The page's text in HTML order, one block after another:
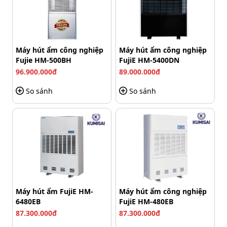
Bộ sản phẩm xe vắt móp 20 lít
Bên cạnh đó, xe được thiết kế với kết cấu cân đối, khung
thùng cứng cáp và tay đẩy chắc chắn. Do vậy, xe không
Máy hút ẩm công nghiệp
Fujie HM-500BH
96.900.000đ
So sánh
Máy hút ẩm công nghiệp
FujiE HM-5400DN
89.000.000đ
So sánh
Máy hút ẩm FujiE HM-
6480EB
87.300.000đ
Máy hút ẩm công nghiệp
FujiE HM-480EB
87.300.000đ